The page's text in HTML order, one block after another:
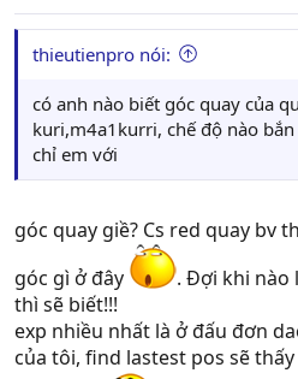
thieutienpro nói:
có anh nào biết góc quay của
kuri,m4a1kurri, chế độ nào
chỉ em với
góc quay giề? Cs red quay bv
góc gì ở đây
. Đợi khi nào
thì sẽ biết!!!
exp nhiều nhất là ở đấu đơn
của tôi, find lastest pos sẽ